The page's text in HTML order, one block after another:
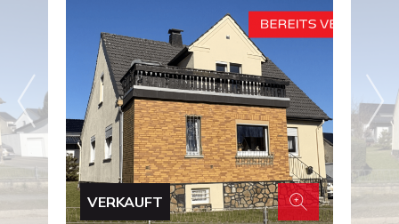
VERKAUFT